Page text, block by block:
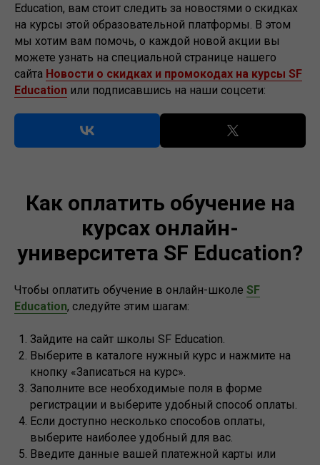
Education, вам стоит следить за новостями о скидках
на курсы этой образовательной платформы. В этом
мы хотим вам помочь, о каждой новой акции вы
можете узнать на специальной странице нашего
сайта Новости о скидках и промокодах на курсы SF
Education или подписавшись на наши соцсети:
Как оплатить обучение на
курсах онлайн-
университета SF Education?
Чтобы оплатить обучение в онлайн-школе SF
Education, следуйте этим шагам:
Зайдите на сайт школы SF Education.
Выберите в каталоге нужный курс и нажмите на
кнопку «Записаться на курс».
Заполните все необходимые поля в форме
регистрации и выберите удобный способ оплаты.
Если доступно несколько способов оплаты,
выберите наиболее удобный для вас.
Введите данные вашей платежной карты или